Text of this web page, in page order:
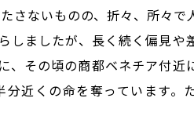
さないものの、折々、所々で
ましたが、長く続く偏見や
その頃の商都ベネチア付近
近くの命を奪っています。